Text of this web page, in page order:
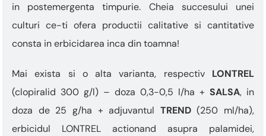
in postemergenta timpurie. Cheia succesului unei
culturi ce-ti ofera productii calitative si cantitative
consta in erbicidarea inca din toamna!
Mai exista si o alta varianta, respectiv LONTREL
(clopiralid 300 g/l) – doza 0,3-0,5 l/ha + SALSA, in
doza de 25 g/ha + adjuvantul TREND(250 ml/ha),
erbicidul LONTREL actionand asupra palamidei,